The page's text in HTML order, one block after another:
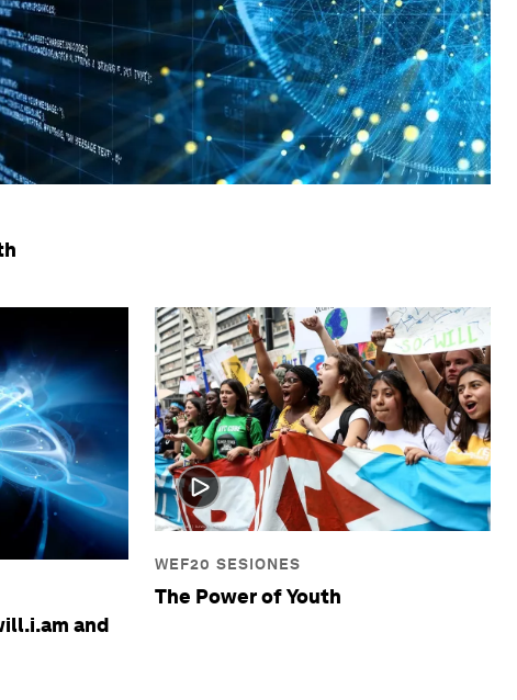
and
WEF20 SESIONES
The Power of Youth